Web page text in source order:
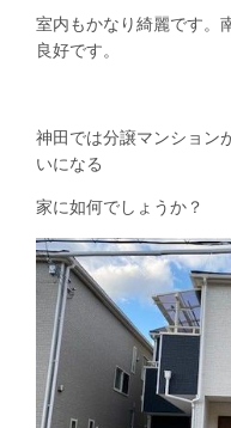
室内もかなり綺麗です。
良好です。
神田では分譲マンション
いになる
家に如何でしょうか？